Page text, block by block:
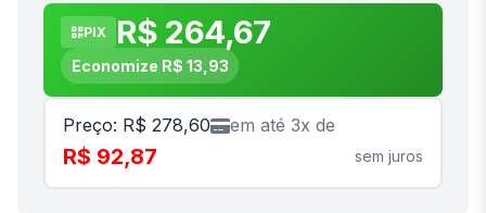
PIX R$ 264,67
Economize R$ 13,93
Preço: R$ 278,60 em até 3x de
R$ 92,87 sem juros